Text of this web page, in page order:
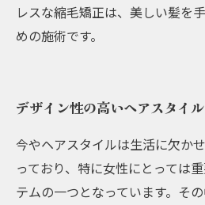
レスな縮毛矯正は、美しい髪を
めの施術です。
デザイン性の高いヘアスタイ
今やヘアスタイルは生活に欠か
っており、特に女性にとっては
テムの一つとなっています。そ